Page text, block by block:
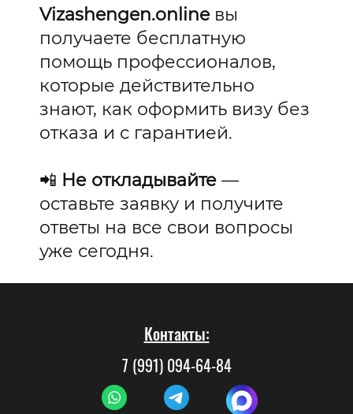
Vizashengen.onlineвы
получаете бесплатную
помощь профессионалов,
которые действительно
знают, как оформить визу без
отказа и с гарантией.
📲 Не откладывайте—
оставьте заявку и получите
ответы на все свои вопросы
уже сегодня.
Контакты:
7 (991) 094-64-84